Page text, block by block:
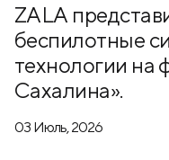
ZALA
беспилотные
технологии на
Сахалина».
03 Июль, 2026